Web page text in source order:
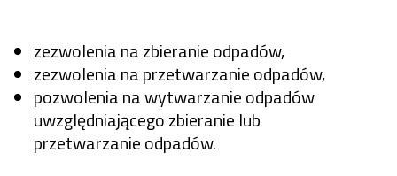
zezwolenia na zbieranie odpadów,
zezwolenia na przetwarzanie odpadów,
pozwolenia na wytwarzanie odpadów
uwzględniającego zbieranie lub
przetwarzanie odpadów.